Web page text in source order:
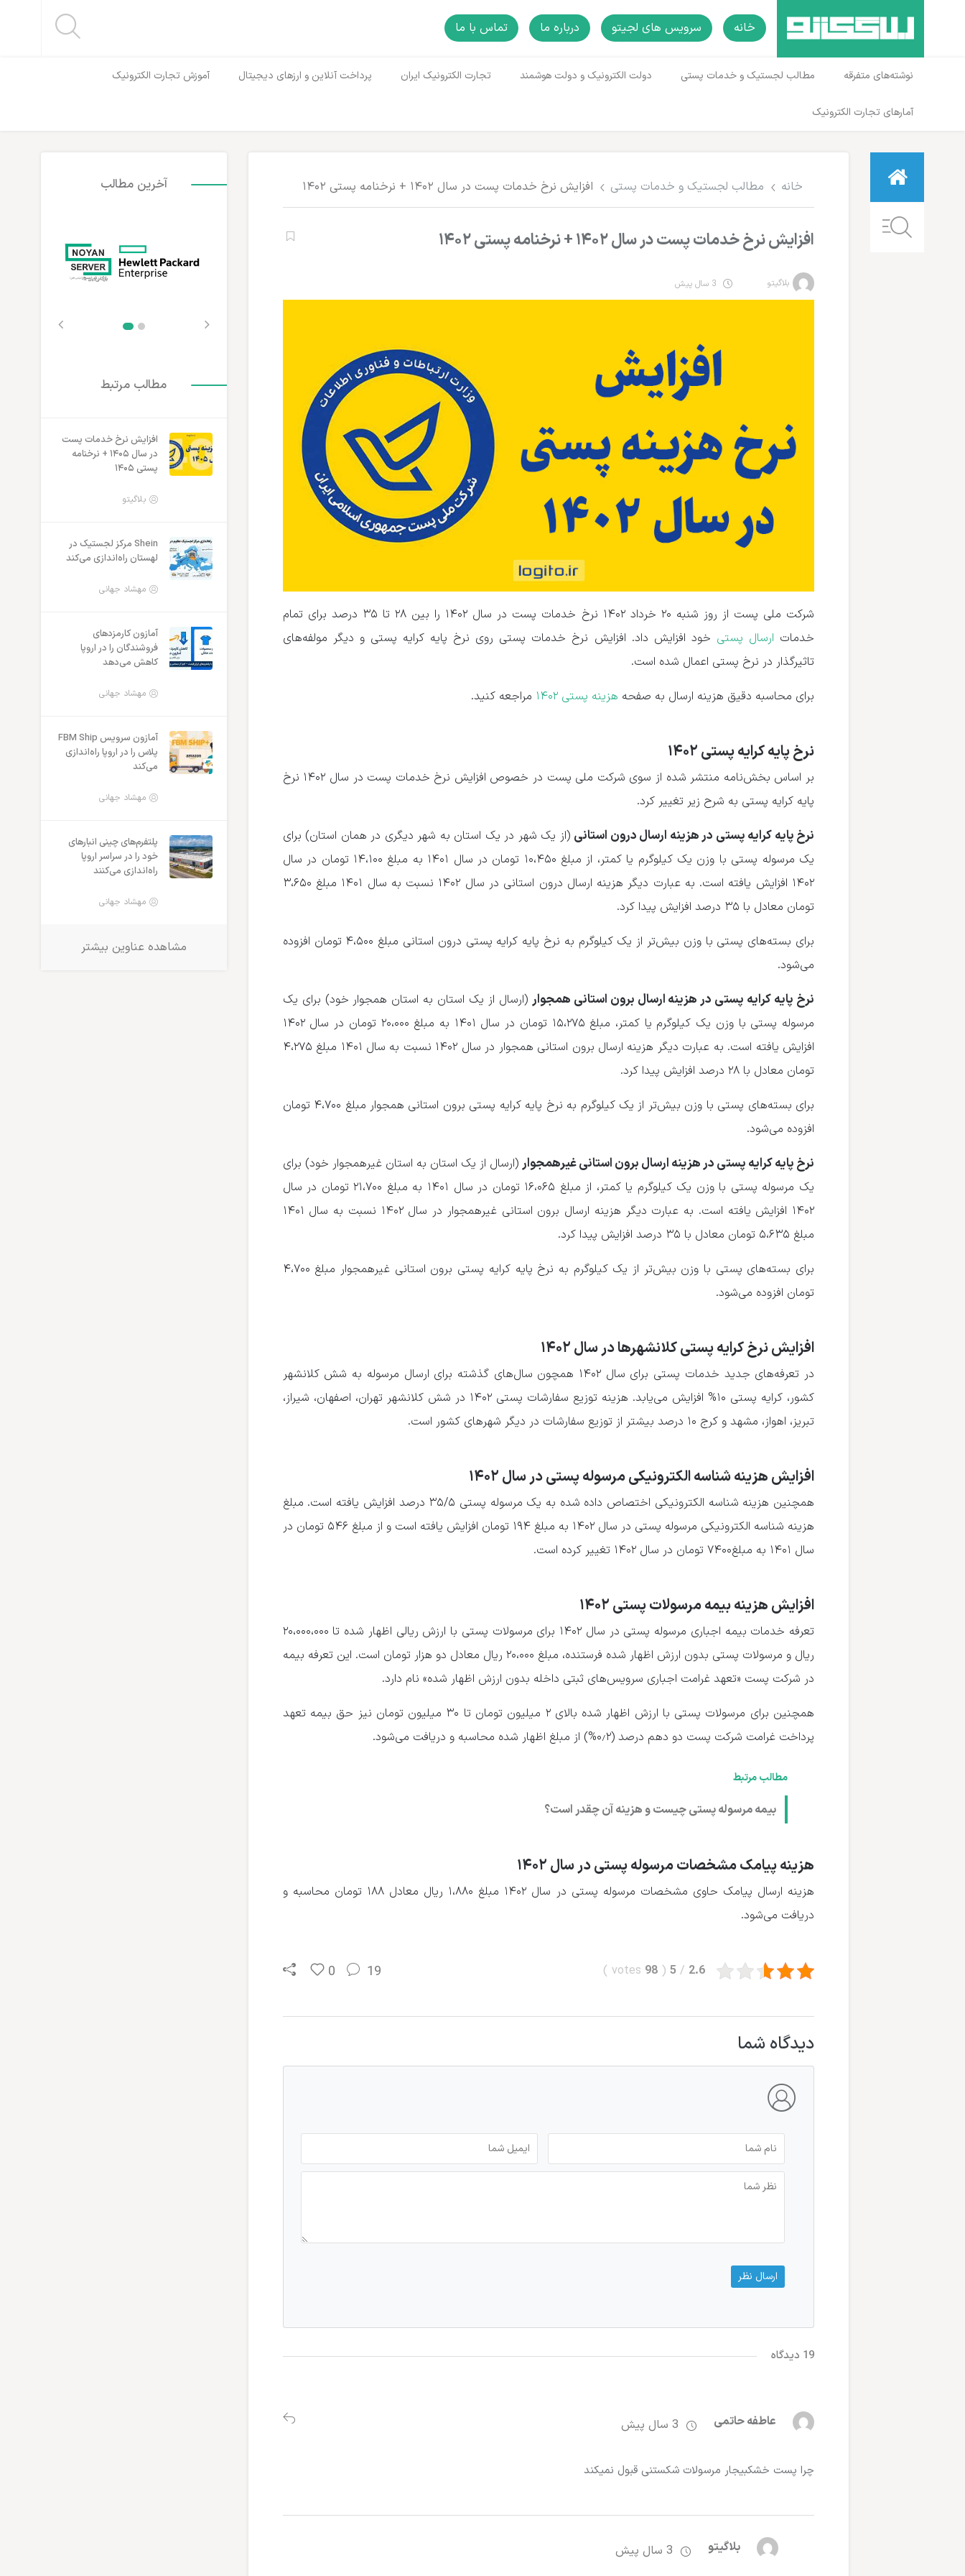
خانه سرویس های لجیتو درباره ما تماس با ما
نوشته‌های متفرقه مطالب لجستیک و خدمات پستی دولت الکترونیک و دولت هوشمند تجارت الکترونیک ایران پرداخت آنلاین و ارزهای دیجیتال آموزش تجارت الکترونیک
آمارهای تجارت الکترونیک
خانه مطالب لجستیک و خدمات پستی افزایش نرخ خدمات پست در سال ۱۴۰۲ + نرخنامه پستی ۱۴۰۲
افزایش نرخ خدمات پست در سال ۱۴۰۲ + نرخنامه پستی ۱۴۰۲
بلاگیتو
شرکت ملی پست از روز شنبه ۲۰ خرداد ۱۴۰۲ نرخ خدمات پست در سال ۱۴۰۲ را بین ۲۸ تا ۳۵ درصد برای تمام
خدمات ارسال پستی خود افزایش داد. افزایش نرخ خدمات پستی روی نرخ پایه کرایه پستی و دیگر مولفه‌های
تاثیرگذار در نرخ پستی اعمال شده است.
برای محاسبه دقیق هزینه ارسال به صفحه هزینه پستی ۱۴۰۲ مراجعه کنید.
نرخ پایه کرایه پستی ۱۴۰۲
بر اساس بخش‌نامه منتشر شده از سوی شرکت ملی پست در خصوص افزایش نرخ خدمات پست در سال ۱۴۰۲ نرخ
پایه کرایه پستی به شرح زیر تغییر کرد.
نرخ پایه کرایه پستی در هزینه ارسال درون استانی (از یک شهر در یک استان به شهر دیگری در همان استان) برای
یک مرسوله پستی با وزن یک کیلوگرم یا کمتر، از مبلغ ۱۰،۴۵۰ تومان در سال ۱۴۰۱ به مبلغ ۱۴،۱۰۰ تومان در سال
۱۴۰۲ افزایش یافته است. به عبارت دیگر هزینه ارسال درون استانی در سال ۱۴۰۲ نسبت به سال ۱۴۰۱ مبلغ ۳،۶۵۰
تومان معادل با ۳۵ درصد افزایش پیدا کرد.
برای بسته‌های پستی با وزن بیش‌تر از یک کیلوگرم به نرخ پایه کرایه پستی درون استانی مبلغ ۴،۵۰۰ تومان افزوده
می‌شود.
نرخ پایه کرایه پستی در هزینه ارسال برون استانی همجوار (ارسال از یک استان به استان همجوار خود) برای یک
مرسوله پستی با وزن یک کیلوگرم یا کمتر، مبلغ ۱۵،۲۷۵ تومان در سال ۱۴۰۱ به مبلغ ۲۰،۰۰۰ تومان در سال ۱۴۰۲
افزایش یافته است. به عبارت دیگر هزینه ارسال برون استانی همجوار در سال ۱۴۰۲ نسبت به سال ۱۴۰۱ مبلغ ۴،۲۷۵
تومان معادل با ۲۸ درصد افزایش پیدا کرد.
برای بسته‌های پستی با وزن بیش‌تر از یک کیلوگرم به نرخ پایه کرایه پستی برون استانی همجوار مبلغ ۴،۷۰۰ تومان
افزوده می‌شود.
نرخ پایه کرایه پستی در هزینه ارسال برون استانی غیرهمجوار (ارسال از یک استان به استان غیرهمجوار خود) برای
یک مرسوله پستی با وزن یک کیلوگرم یا کمتر، از مبلغ ۱۶،۰۶۵ تومان در سال ۱۴۰۱ به مبلغ ۲۱،۷۰۰ تومان در سال
۱۴۰۲ افزایش یافته است. به عبارت دیگر هزینه ارسال برون استانی غیرهمجوار در سال ۱۴۰۲ نسبت به سال ۱۴۰۱
مبلغ ۵،۶۳۵ تومان معادل با ۳۵ درصد افزایش پیدا کرد.
برای بسته‌های پستی با وزن بیش‌تر از یک کیلوگرم به نرخ پایه کرایه پستی برون استانی غیرهمجوار مبلغ ۴،۷۰۰
تومان افزوده می‌شود.
افزایش نرخ کرایه پستی کلانشهرها در سال ۱۴۰۲
در تعرفه‌های جدید خدمات پستی برای سال ۱۴۰۲ همچون سال‌های گذشته برای ارسال مرسوله به شش کلانشهر
کشور، کرایه پستی ۱۰% افزایش می‌یابد. هزینه توزیع سفارشات پستی ۱۴۰۲ در شش کلانشهر تهران، اصفهان، شیراز،
تبریز، اهواز، مشهد و کرج ۱۰ درصد بیشتر از توزیع سفارشات در دیگر شهرهای کشور است.
افزایش هزینه شناسه الکترونیکی مرسوله پستی در سال ۱۴۰۲
همچنین هزینه شناسه الکترونیکی اختصاص داده شده به یک مرسوله پستی ۳۵/۵ درصد افزایش یافته است. مبلغ
هزینه شناسه الکترونیکی مرسوله پستی در سال ۱۴۰۲ به مبلغ ۱۹۴ تومان افزایش یافته است و از مبلغ ۵۴۶ تومان در
سال ۱۴۰۱ به مبلغ۷۴۰۰ تومان در سال ۱۴۰۲ تغییر کرده است.
افزایش هزینه بیمه مرسولات پستی ۱۴۰۲
تعرفه خدمات بیمه اجباری مرسوله پستی در سال ۱۴۰۲ برای مرسولات پستی با ارزش ریالی اظهار شده تا ۲۰،۰۰۰،۰۰۰
ریال و مرسولات پستی بدون ارزش اظهار شده فرستنده، مبلغ ۲۰،۰۰۰ ریال معادل دو هزار تومان است. این تعرفه بیمه
در شرکت پست «تعهد غرامت اجباری سرویس‌های ثبتی داخله بدون ارزش اظهار شده» نام دارد.
همچنین برای مرسولات پستی با ارزش اظهار شده بالای ۲ میلیون تومان تا ۳۰ میلیون تومان نیز حق بیمه تعهد
پرداخت غرامت شرکت پست دو دهم درصد (۰٫۲%) از مبلغ اظهار شده محاسبه و دریافت می‌شود.
مطالب مرتبط
بیمه مرسوله پستی چیست و هزینه آن چقدر است؟
هزینه پیامک مشخصات مرسوله پستی در سال ۱۴۰۲
هزینه ارسال پیامک حاوی مشخصات مرسوله پستی در سال ۱۴۰۲ مبلغ ۱،۸۸۰ ریال معادل ۱۸۸ تومان محاسبه و
دریافت می‌شود.
2.6
/
5
(
98
votes
)
0 19
دیدگاه شما
19 دیدگاه
عاطفه حاتمی
چرا پست خشکبیجار مرسولات شکستنی قبول نمیکند
بلاگیتو
آخرین مطالب
مطالب مرتبط
افزایش نرخ خدمات پست
در سال ۱۴۰۵ + نرخنامه
پستی ۱۴۰۵
بلاگیتو
Shein مرکز لجستیک در
لهستان راه‌اندازی می‌کند
مهشاد جهانی
آمازون کارمزدهای
فروشندگان را در اروپا
کاهش می‌دهد
مهشاد جهانی
آمازون سرویس FBM Ship
پلاس را در اروپا راه‌اندازی
می‌کند
مهشاد جهانی
پلتفرم‌های چینی انبارهای
خود را در سراسر اروپا
راه‌اندازی می‌کنند
مهشاد جهانی
مشاهده عناوین بیشتر